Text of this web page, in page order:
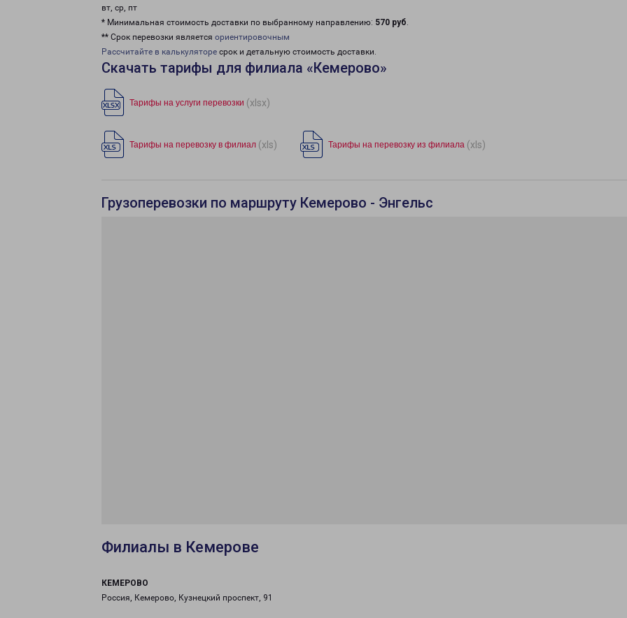
вт, ср, пт
* Минимальная стоимость доставки по выбранному направлению: 570 руб.
** Срок перевозки является ориентировочным
Рассчитайте в калькуляторе срок и детальную стоимость доставки.
Скачать тарифы для филиала «Кемерово»
Тарифы на услуги перевозки (xlsx)
Тарифы на перевозку в филиал (xls) Тарифы на перевозку из филиала (xls)
Грузоперевозки по маршруту Кемерово - Энгельс
Филиалы в Кемерове
КЕМЕРОВО
Россия, Кемерово, Кузнецкий проспект, 91